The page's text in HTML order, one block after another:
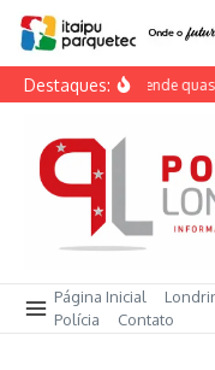
Ir para o conteúdo
Destaques:PRF apreende
Página Inicial
Polícia
Contato